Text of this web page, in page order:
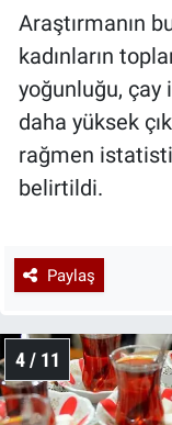
Araştırmanın
kadınların
yoğunluğu, çay
daha yüksek
rağmen
belirtildi.
Paylaş
4 / 11